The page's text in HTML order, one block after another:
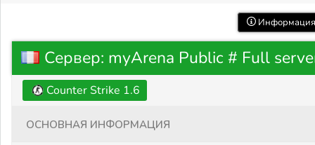
Сервер: myArena Public # Full
Counter Strike 1.6
Основная информация